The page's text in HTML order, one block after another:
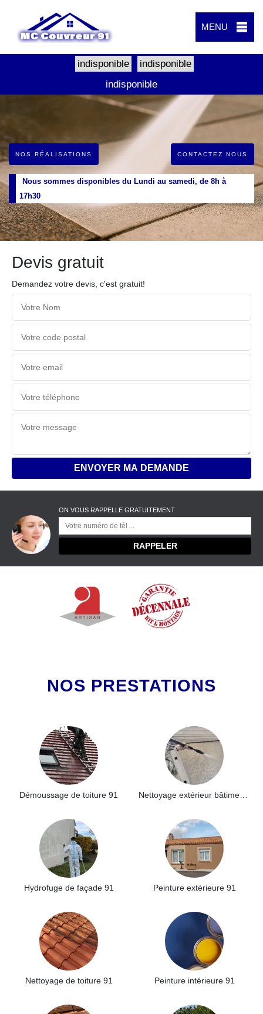
MENU
indisponible
indisponible
indisponible
NOS RÉALISATIONS CONTACTEZ NOUS
Nous sommes disponibles du Lundi au samedi, de 8h à
17h30
Devis gratuit
Demandez votre devis, c'est gratuit!
ON VOUS RAPPELLE GRATUITEMENT
NOS PRESTATIONS
Démoussage de toiture 91
Hydrofuge de façade 91 Peinture extérieure 91
Nettoyage de toiture 91 Peinture intérieure 91